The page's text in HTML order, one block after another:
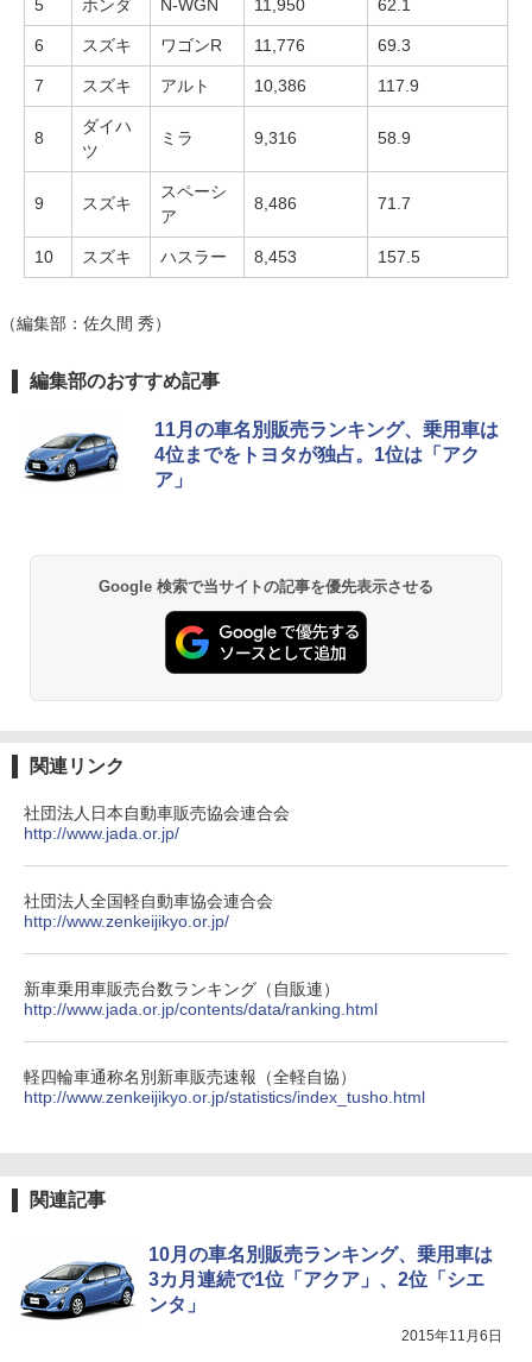
5 ホンダ N-WGN 11,950 62.1
6 スズキ ワゴンR 11,776 69.3
7 スズキ アルト 10,386 117.9
8
ダイハ
ツ
ミラ 9,316 58.9
9 スズキ
スペーシ
ア
8,486 71.7
10 スズキ ハスラー 8,453 157.5
（編集部：佐久間 秀）
編集部のおすすめ記事
11月の車名別販売ランキング、乗用車は
4位までをトヨタが独占。1位は「アク
ア」
Google 検索で当サイトの記事を優先表示させる
関連リンク
社団法人日本自動車販売協会連合会
http://www.jada.or.jp/
社団法人全国軽自動車協会連合会
http://www.zenkeijikyo.or.jp/
新車乗用車販売台数ランキング（自販連）
http://www.jada.or.jp/contents/data/ranking.html
軽四輪車通称名別新車販売速報（全軽自協）
http://www.zenkeijikyo.or.jp/statistics/index_tusho.html
関連記事
10月の車名別販売ランキング、乗用車は
3カ月連続で1位「アクア」、2位「シエ
ンタ」
2015年11月6日